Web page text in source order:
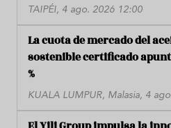
TAIPÉI, 4 ago. 2026 12:00
La cuota de mercado del
sostenible certificado
%
KUALA LUMPUR, Malasia, 4